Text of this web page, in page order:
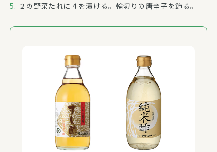
２の野菜たれに４を漬ける。輪切りの唐辛子を飾る。